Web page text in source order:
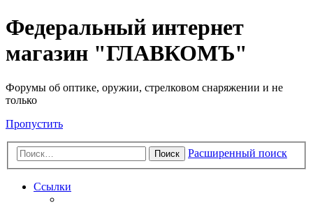
Федеральный интернет
магазин "ГЛАВКОМЪ"
Форумы об оптике, оружии, стрелковом снаряжении и не
только
Пропустить
Поиск Расширенный поиск
Ссылки